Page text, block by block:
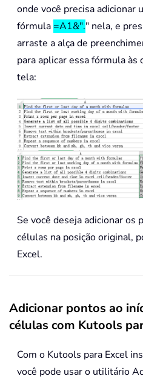
onde você precisa adicionar
fórmula =A1&"." nela, e
arraste a alça de
para aplicar essa fórmula às
tela:
Se você deseja adicionar os
células na posição original,
Excel.
Adicionar pontos ao
células com Kutools
Com o Kutools para Excel
você pode usar o utilitário